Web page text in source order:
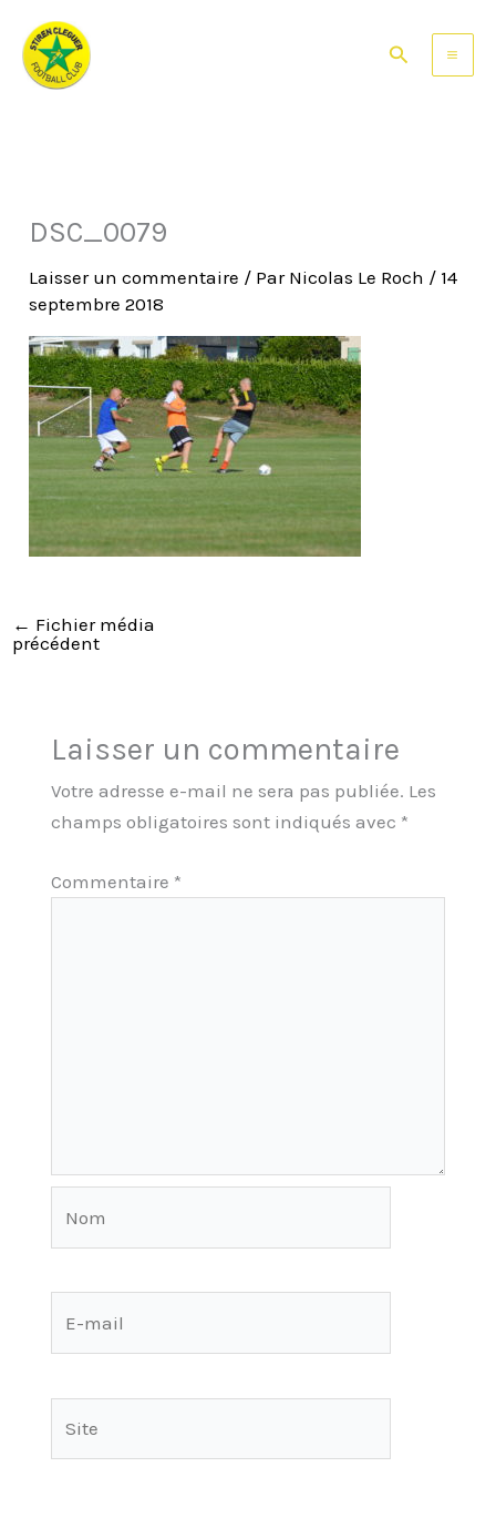
contenu
Rechercher
DSC_0079
Laisser un commentaire / Par Nicolas Le Roch / 14
septembre 2018
← Fichier média
précédent
Laisser un commentaire
Votre adresse e-mail ne sera pas publiée. Les
champs obligatoires sont indiqués avec *
Commentaire *